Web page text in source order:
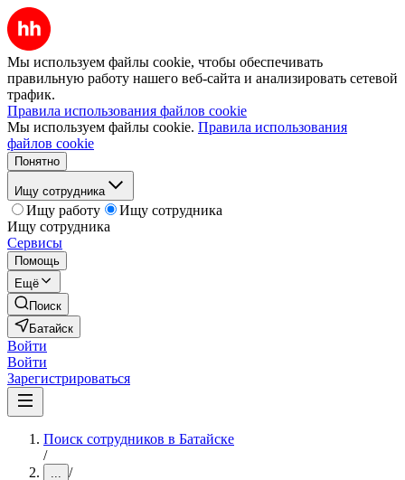
Мы используем файлы cookie, чтобы обеспечивать
правильную работу нашего веб-сайта и анализировать сетевой
трафик.
Правила использования файлов cookie
Мы используем файлы cookie. Правила использования
файлов cookie
Понятно
Ищу сотрудника
Ищу работу
Ищу сотрудника
Ищу сотрудника
Сервисы
Помощь
Ещё
Поиск
Батайск
Войти
Войти
Зарегистрироваться
Поиск сотрудников в Батайске
/
... /